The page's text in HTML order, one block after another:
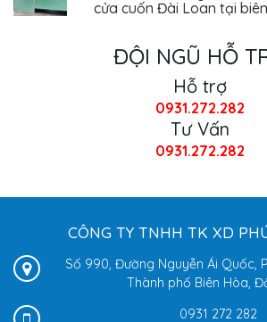
ĐỘI NGŨ HỖ
Hỗ trợ
0931.272.282
Tư Vấn
0931.272.282
CÔNG TY TNHH TK XD
Số 990, Đường Nguyễn Ái Quốc,
Thành phố Biên Hòa,
0931 272 282